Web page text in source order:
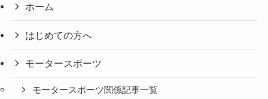
ホーム
はじめての方へ
モータースポーツ
モータースポーツ関係記事一覧